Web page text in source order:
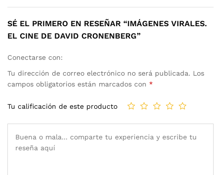
SÉ EL PRIMERO EN RESEÑAR “IMÁGENES VIRALES.
EL CINE DE DAVID CRONENBERG”
Conectarse con:
Tu dirección de correo electrónico no será publicada. Los
campos obligatorios están marcados con *
Tu calificación de este producto